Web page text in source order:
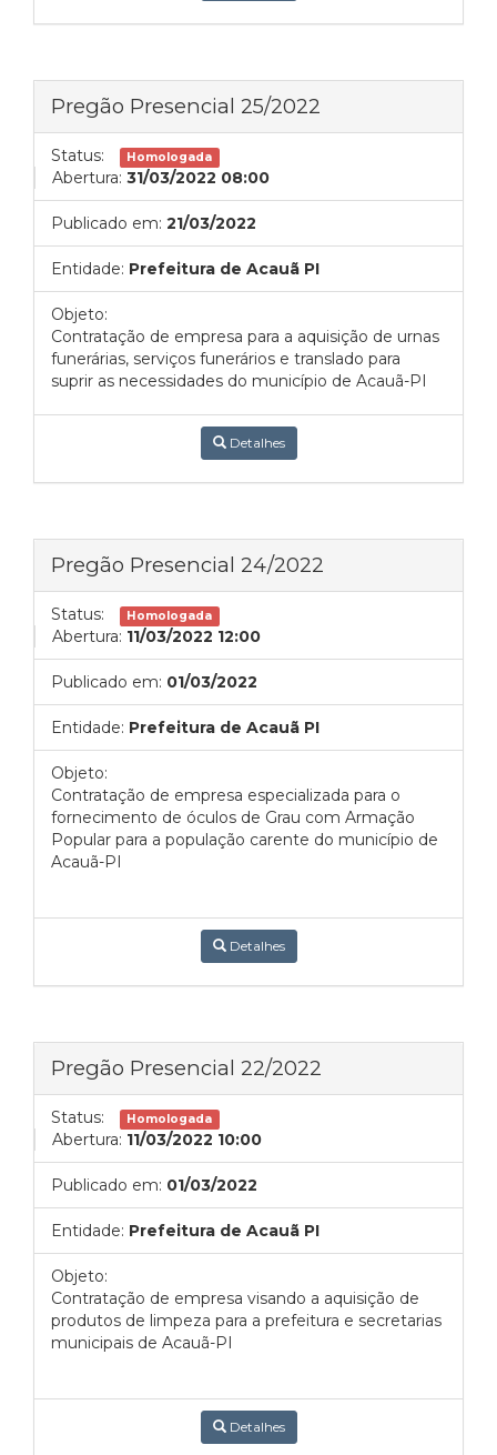
Pregão Presencial 25/2022
Status: Homologada
Abertura: 31/03/2022 08:00
Publicado em: 21/03/2022
Entidade: Prefeitura de Acauã PI
Objeto:
Contratação de empresa para a aquisição de urnas
funerárias, serviços funerários e translado para
suprir as necessidades do município de Acauã-PI
Detalhes
Pregão Presencial 24/2022
Status: Homologada
Abertura: 11/03/2022 12:00
Publicado em: 01/03/2022
Entidade: Prefeitura de Acauã PI
Objeto:
Contratação de empresa especializada para o
fornecimento de óculos de Grau com Armação
Popular para a população carente do município de
Acauã-PI
Detalhes
Pregão Presencial 22/2022
Status: Homologada
Abertura: 11/03/2022 10:00
Publicado em: 01/03/2022
Entidade: Prefeitura de Acauã PI
Objeto:
Contratação de empresa visando a aquisição de
produtos de limpeza para a prefeitura e secretarias
municipais de Acauã-PI
Detalhes